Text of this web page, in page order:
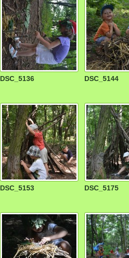
DSC_5136 DSC_5144
DSC_5153 DSC_5175